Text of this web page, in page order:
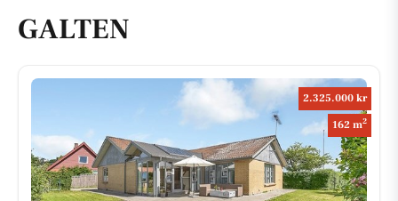
GALTEN
2.325.000 kr
162 m2